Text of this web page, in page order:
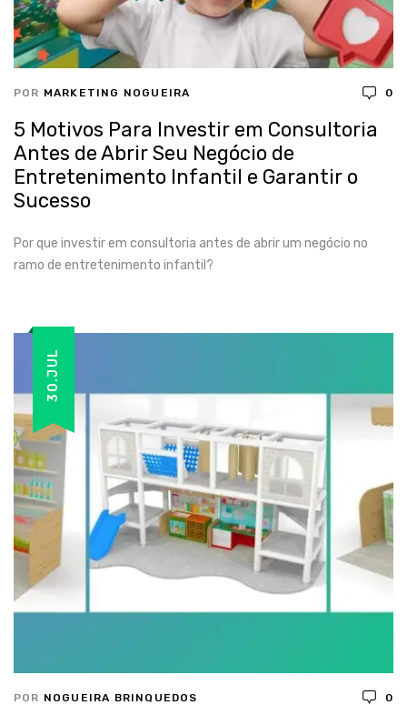
POR MARKETING NOGUEIRA 0
5 Motivos Para Investir em Consultoria
Antes de Abrir Seu Negócio de
Entretenimento Infantil e Garantir o
Sucesso
Por que investir em consultoria antes de abrir um negócio no
ramo de entretenimento infantil?
30.JUL
POR NOGUEIRA BRINQUEDOS 0